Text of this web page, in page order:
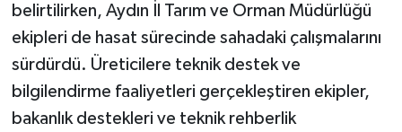
belirtilirken, Aydın İl Tarım ve Orman Müdürlüğü
ekipleri de hasat sürecinde sahadaki çalışmalarını
sürdürdü. Üreticilere teknik destek ve
bilgilendirme faaliyetleri gerçekleştiren ekipler,
bakanlık destekleri ve teknik rehberlik